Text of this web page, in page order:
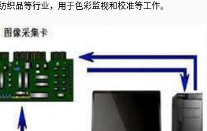
品等行业，用于色彩监视和校准等工作。